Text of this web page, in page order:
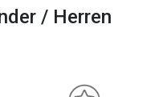
/ Herren